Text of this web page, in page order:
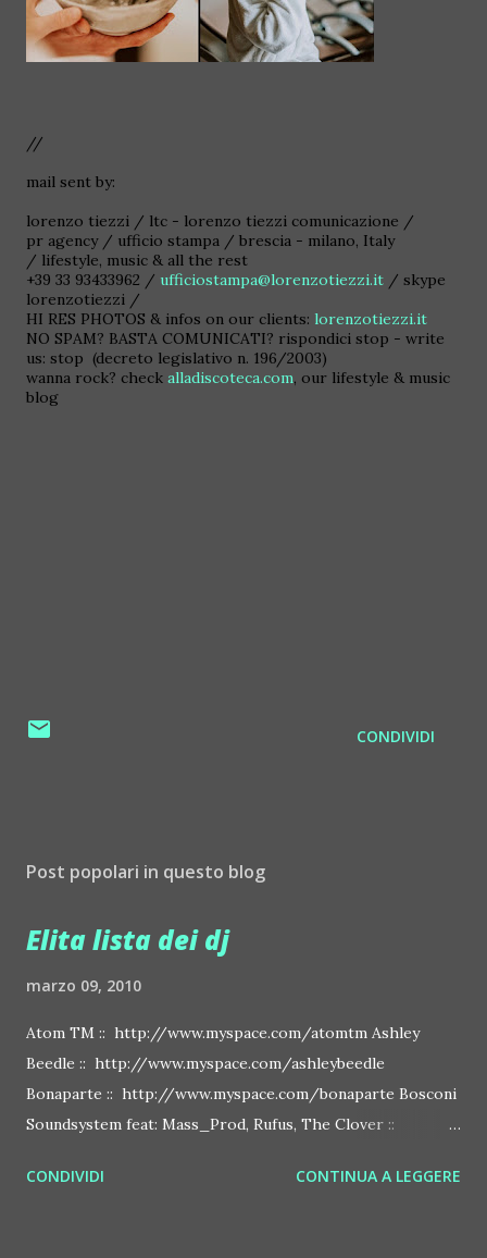
//
mail sent by:
lorenzo tiezzi / ltc - lorenzo tiezzi comunicazione /
pr agency / ufficio stampa / brescia - milano, Italy
/ lifestyle, music & all the rest
+39 33 93433962 / ufficiostampa@lorenzotiezzi.it / skype
lorenzotiezzi /
HI RES PHOTOS & infos on our clients: lorenzotiezzi.it
NO SPAM? BASTA COMUNICATI? rispondici stop - write
us: stop (decreto legislativo n. 196/2003)
wanna rock? check alladiscoteca.com, our lifestyle & music
blog
CONDIVIDI
Post popolari in questo blog
Elita lista dei dj
marzo 09, 2010
Atom TM :: http://www.myspace.com/atomtm Ashley
Beedle :: http://www.myspace.com/ashleybeedle
Bonaparte :: http://www.myspace.com/bonaparte Bosconi
Soundsystem feat: Mass_Prod, Rufus, The Clover ::
http://www.myspace.com/benderbyetone Chapelier Fou ::
CONDIVIDI CONTINUA A LEGGERE